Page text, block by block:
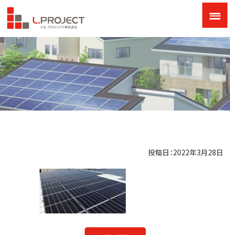
投稿日：2022年3月28日